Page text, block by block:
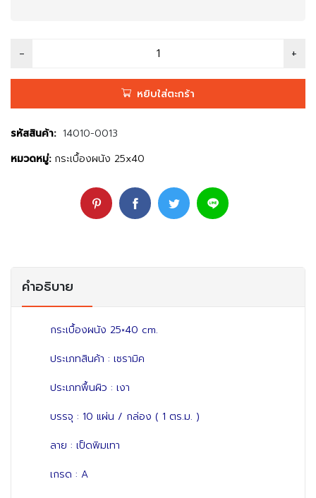
หยิบใส่ตะกร้า
รหัสสินค้า: 14010-0013
หมวดหมู่: กระเบื้องผนัง 25x40
คำอธิบาย
กระเบื้องผนัง 25×40 cm.
ประเภทสินค้า : เซรามิค
ประเภทพื้นผิว : เงา
บรรจุ : 10 แผ่น / กล่อง ( 1 ตร.ม. )
ลาย : เป็ดพิมเทา
เกรด : A